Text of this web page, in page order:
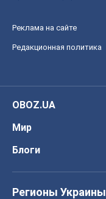
Реклама на сайте
Редакционная политика
OBOZ.UA
Мир
Блоги
Регионы Украины